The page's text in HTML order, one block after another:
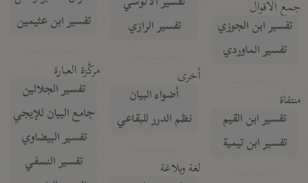
جمع الأقوال
تفسير ابن الجوزي
تفسير الماوردي
منتقاة
تفسير ابن القيم
تفسير ابن تيمية
تفسير الرازي
أخرى
أضواء البيان
نظم الدرر للبقاعي
لغة وبلاغة
تفسير ابن عثيمين
مركَّزة العبارة
تفسير الجلالين
جامع البيان للإيجي
تفسير البيضاوي
تفسير النسفي